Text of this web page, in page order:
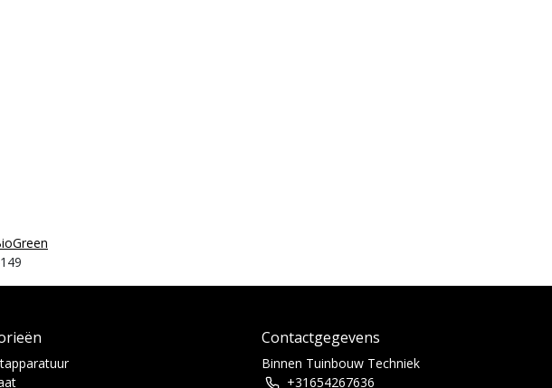
Contactgegevens
Binnen Tuinbouw Techniek
+31654267636